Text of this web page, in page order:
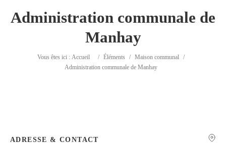
Administration communale de
Manhay
Vous êtes ici : Accueil / Éléments / Maison communal /
Administration communale de Manhay
ADRESSE & CONTACT